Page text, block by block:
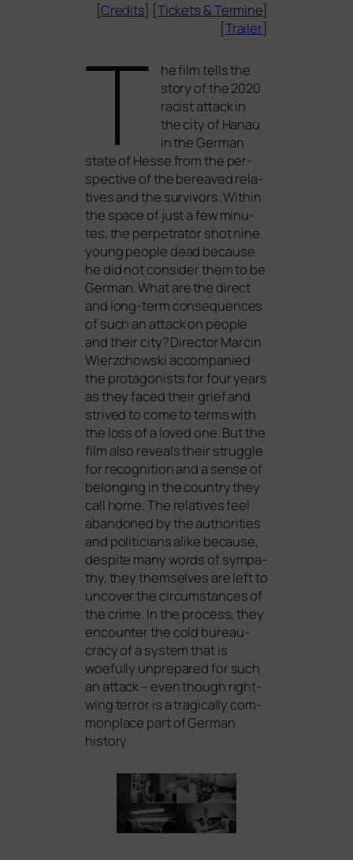
[Credits] [Tickets &Termine]
[Trailer]
T
he film tells the
sto­ry of the 2020
racist attack in
the city of Hanau
in the German
sta­te of Hesse from the per­
spec­ti­ve of the bere­a­ved rela­
ti­ves and the sur­vi­vors. Within
the space of just a few minu­
tes, the per­pe­tra­tor shot nine
young peo­p­le dead becau­se
he did not con­sider them to be
German. What are the direct
and long-term con­se­quen­ces
of such an attack on peo­p­le
and their city? Director Marcin
Wierzchowski accom­pa­nied
the prot­ago­nists for four years
as they faced their grief and
stri­ved to come to terms with
the loss of a loved one. But the
film also reve­als their strugg­le
for reco­gni­ti­on and a sen­se of
belon­ging in the coun­try they
call home. The rela­ti­ves feel
aban­do­ned by the aut­ho­ri­ties
and poli­ti­ci­ans ali­ke becau­se,
despi­te many words of sym­pa­
thy, they them­sel­ves are left to
unco­ver the cir­cum­s­tances of
the crime. In the pro­cess, they
encoun­ter the cold bureau­
cra­cy of a sys­tem that is
woeful­ly unpre­pared for such
an attack – even though right-
wing ter­ror is a tra­gi­cal­ly com­
mon­place part of German
history.